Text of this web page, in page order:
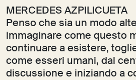
MERCEDES AZPILICUETA
Penso che sia un modo
immaginare come questo
continuare a esistere,
come esseri umani, dal
discussione e iniziando a